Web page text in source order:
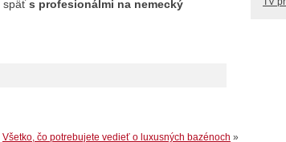
späťs profesionálmi na nemecký
Všetko, čo potrebujete vedieť o luxusných bazénoch »